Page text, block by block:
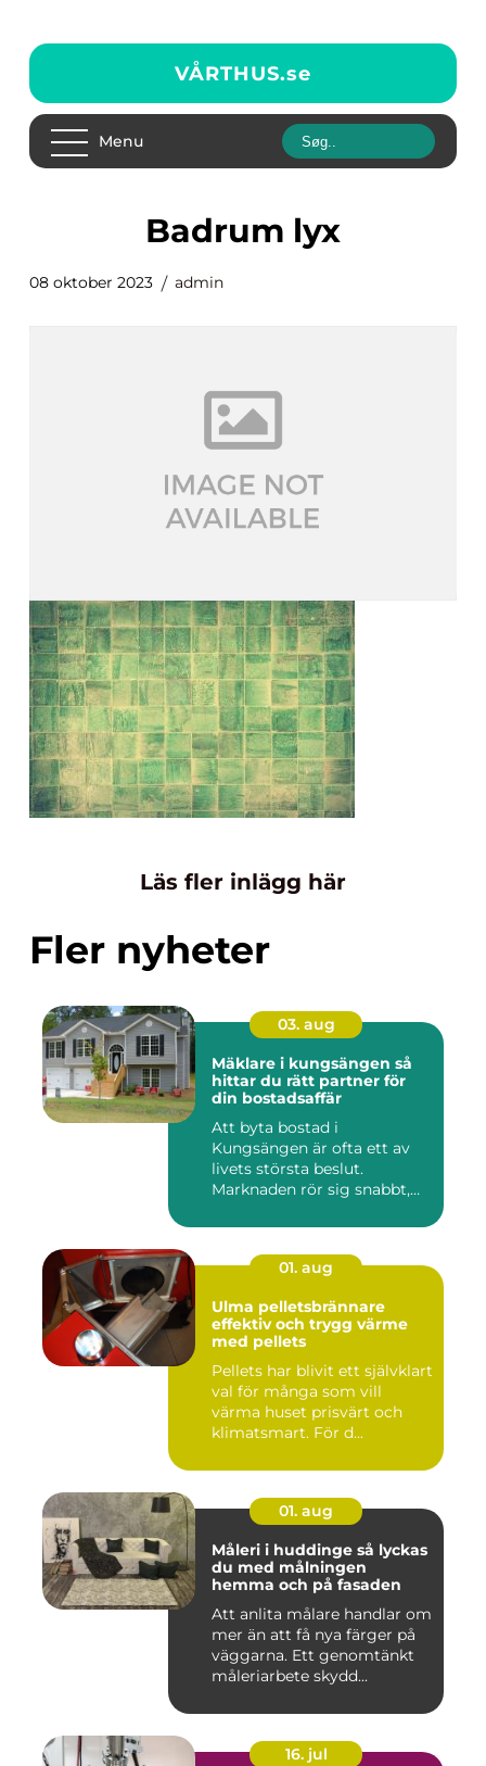
VÅRTHUS.se
Menu
badrum lyx
08 oktober 2023 admin
Läs fler inlägg här
Fler nyheter
03. aug
Mäklare i kungsängen så
hittar du rätt partner för
din bostadsaffär
Att byta bostad i
Kungsängen är ofta ett av
livets största beslut.
Marknaden rör sig snabbt,
01. aug
Ulma pelletsbrännare
effektiv och trygg värme
med pellets
Pellets har blivit ett självklart
val för många som vill
värma huset prisvärt och
klimatsmart. För d...
01. aug
Måleri i huddinge så lyckas
du med målningen
hemma och på fasaden
Att anlita målare handlar om
mer än att få nya färger på
väggarna. Ett genomtänkt
måleriarbete skydd...
16. jul